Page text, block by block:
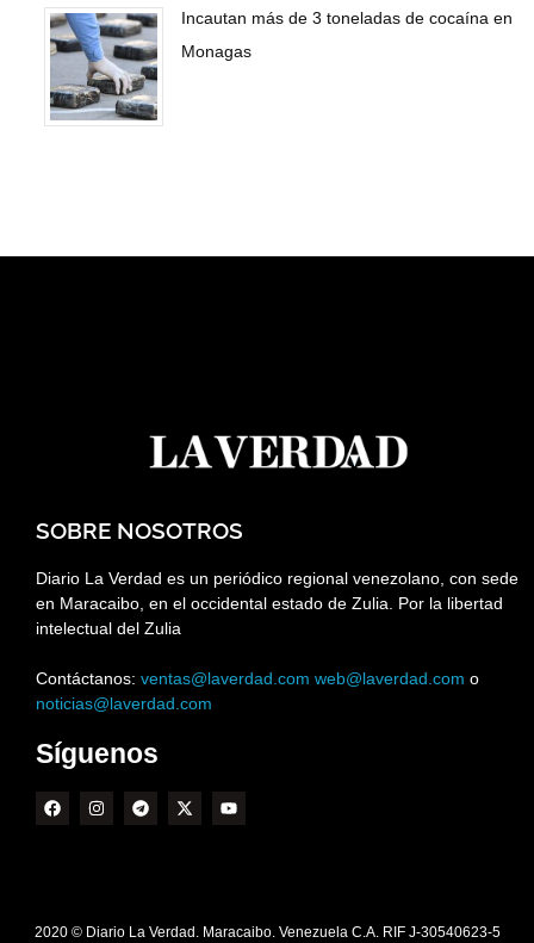
Incautan más de 3 toneladas de cocaína en
Monagas
SOBRE NOSOTROS
Diario La Verdad es un periódico regional venezolano, con sede
en Maracaibo, en el occidental estado de Zulia. Por la libertad
intelectual del Zulia
Contáctanos: ventas@laverdad.com web@laverdad.com o
noticias@laverdad.com
Síguenos
2020 © Diario La Verdad. Maracaibo. Venezuela C.A. RIF J-30540623-5